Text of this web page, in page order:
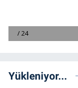
Yükleniyor...